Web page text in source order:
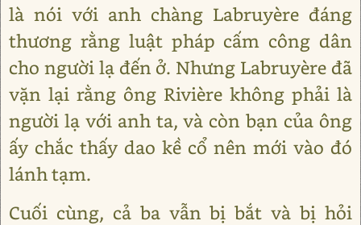
là nói với anh chàng Labruyère đáng
thương rằng luật pháp cấm công dân
cho người lạ đến ở. Nhưng Labruyère đã
vặn lại rằng ông Rivière không phải là
người lạ với anh ta, và còn bạn của ông
ấy chắc thấy dao kề cổ nên mới vào đó
lánh tạm.
Cuối cùng, cả ba vẫn bị bắt và bị hỏi